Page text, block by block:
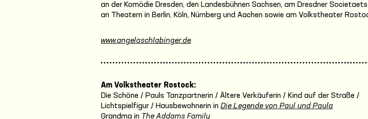
an der Komödie Dresden, den Landesbühnen Sachsen, am Dresdner
an Theatern in Berlin, Köln, Nürnberg und Aachen sowie am Volkstheater
www.angelaschlabinger.de
Am Volkstheater Rostock:
Die Schöne / Pauls Tanzpartnerin / Ältere Verkäuferin / Kind auf der Straße /
Lichtspielfigur / Hausbewohnerin in Die Legende von Paul und Paula
Grandma in The Addams Family